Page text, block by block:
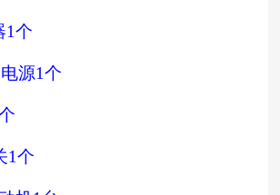
1个
源1个
1个